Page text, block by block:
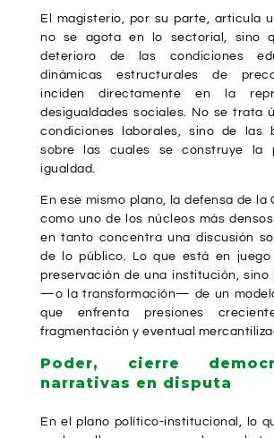
El magisterio, por su parte, articula
no se agota en lo sectorial, sino
deterioro de las condiciones
dinámicas estructurales de
inciden directamente en la
desigualdades sociales. No se trata
condiciones laborales, sino de las
sobre las cuales se construye la
igualdad.
En ese mismo plano, la defensa de la
como uno de los núcleos más
en tanto concentra una discusión
de lo público. Lo que está en
preservación de una institución, sino
—o la transformación— de un
que enfrenta presiones
fragmentación y eventual
Poder, cierre
narrativas en disputa
En el plano político-institucional, lo